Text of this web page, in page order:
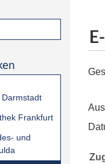
Frankfurt
und